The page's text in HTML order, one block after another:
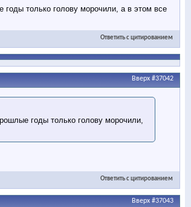
только голову морочили, а в этом все
Ответить с цитированием
Вверх #37042
годы только голову морочили,
Ответить с цитированием
Вверх #37043